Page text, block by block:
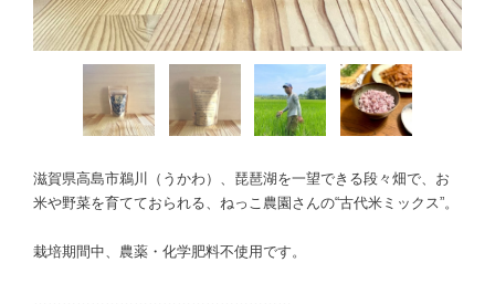
滋賀県高島市鵜川（うかわ）、琵琶湖を一望できる段々畑で、お
米や野菜を育てておられる、ねっこ農園さんの“古代米ミックス”。
栽培期間中、農薬・化学肥料不使用です。
………………………………………………